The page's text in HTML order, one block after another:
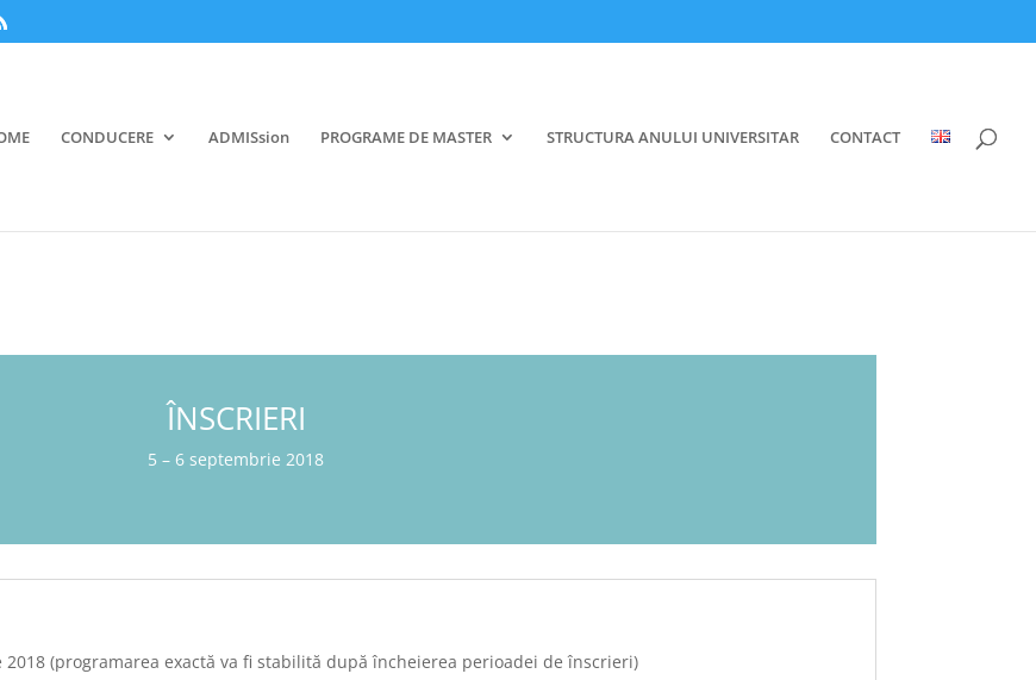
CONDUCERE ADMISsion PROGRAME DE MASTER STRUCTURA ANULUI UNIVERSITAR CONTACT
ÎNSCRIERI
5 – 6 septembrie 2018
2018 (programarea exactă va fi stabilită după încheierea perioadei de înscrieri)